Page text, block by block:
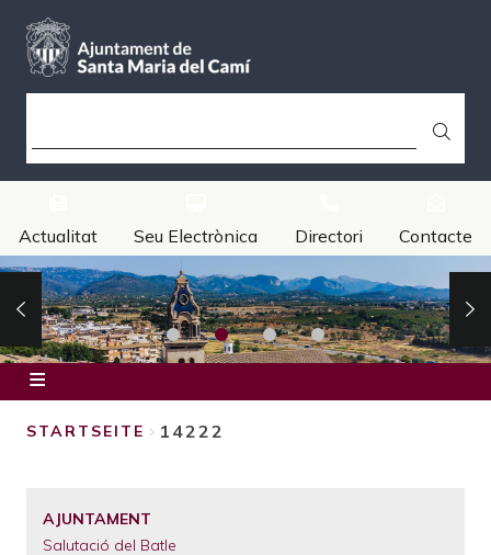
Inhalt
Actualitat Seu Electrònica Directori Contacte
Municipi
Serveis
STARTSEITE 14222
AJUNTAMENT
Salutació del Batle